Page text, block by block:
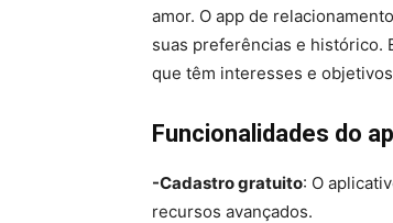
amor. O app de
suas preferências e histórico.
que têm interesses e
Funcionalidades do
-Cadastro gratuito: O
recursos avançados.